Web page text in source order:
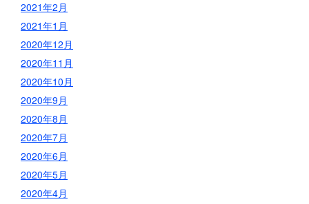
2021年2月
2021年1月
2020年12月
2020年11月
2020年10月
2020年9月
2020年8月
2020年7月
2020年6月
2020年5月
2020年4月